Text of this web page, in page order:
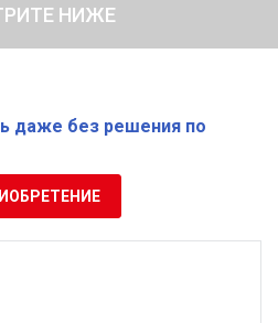
НИЖЕ
даже без решения по